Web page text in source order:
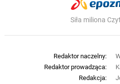
Siła miliona
Redaktor naczelny:
Redaktor prowadząca:
Redakcja: